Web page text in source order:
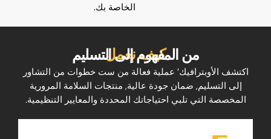
الخاصة بك.
كيف نعمل
من المفهوم إلى التسليم
اكتشف الأوبترافيك’ عملية فعالة من ست خطوات من التشاور
إلى التسليم, ضمان جودة عالية, منتجات السلامة المرورية
المخصصة التي تلبي احتياجاتك المحددة والمعايير التنظيمية.